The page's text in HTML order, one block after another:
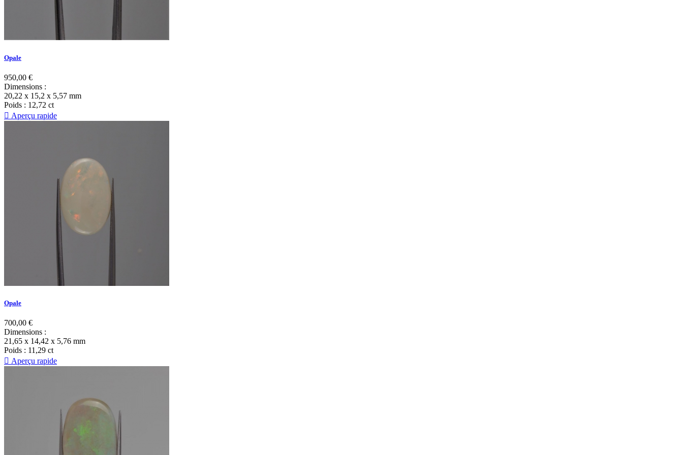
Opale
950,00 €
Dimensions :
20,22 x 15,2 x 5,57 mm
Poids : 12,72 ct
 Aperçu rapide
Opale
700,00 €
Dimensions :
21,65 x 14,42 x 5,76 mm
Poids : 11,29 ct
 Aperçu rapide